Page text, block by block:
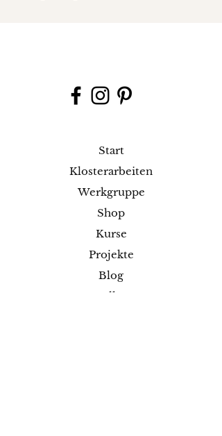
Start
Klosterarbeiten
Werkgruppe
Shop
Kurse
Projekte
Blog
Ausstellungen